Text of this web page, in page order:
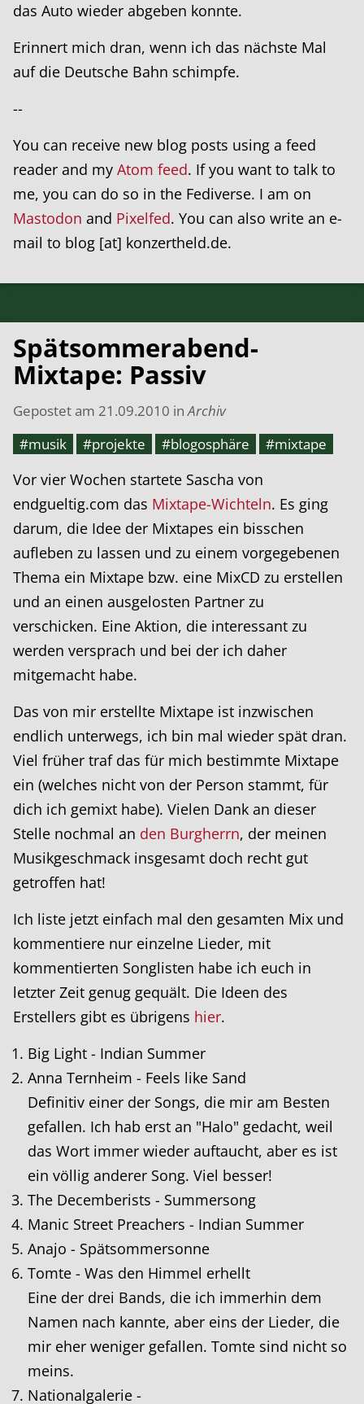
das Auto wieder abgeben konnte.
Erinnert mich dran, wenn ich das nächste Mal
auf die Deutsche Bahn schimpfe.
--
You can receive new blog posts using a feed
reader and my Atom feed. If you want to talk to
me, you can do so in the Fediverse. I am on
Mastodon and Pixelfed. You can also write an e-
mail to blog [at] konzertheld.de.
Spätsommerabend-
Mixtape: Passiv
Gepostet am 21.09.2010 inArchiv
#musik
#projekte #blogosphäre
#mixtape
Vor vier Wochen startete Sascha von
endgueltig.com das Mixtape-Wichteln. Es ging
darum, die Idee der Mixtapes ein bisschen
aufleben zu lassen und zu einem vorgegebenen
Thema ein Mixtape bzw. eine MixCD zu erstellen
und an einen ausgelosten Partner zu
verschicken. Eine Aktion, die interessant zu
werden versprach und bei der ich daher
mitgemacht habe.
Das von mir erstellte Mixtape ist inzwischen
endlich unterwegs, ich bin mal wieder spät dran.
Viel früher traf das für mich bestimmte Mixtape
ein (welches nicht von der Person stammt, für
dich ich gemixt habe). Vielen Dank an dieser
Stelle nochmal an den Burgherrn, der meinen
Musikgeschmack insgesamt doch recht gut
getroffen hat!
Ich liste jetzt einfach mal den gesamten Mix und
kommentiere nur einzelne Lieder, mit
kommentierten Songlisten habe ich euch in
letzter Zeit genug gequält. Die Ideen des
Erstellers gibt es übrigens hier.
Big Light - Indian Summer
Anna Ternheim - Feels like Sand
Definitiv einer der Songs, die mir am Besten
gefallen. Ich hab erst an "Halo" gedacht, weil
das Wort immer wieder auftaucht, aber es ist
ein völlig anderer Song. Viel besser!
The Decemberists - Summersong
Manic Street Preachers - Indian Summer
Anajo - Spätsommersonne
Tomte - Was den Himmel erhellt
Eine der drei Bands, die ich immerhin dem
Namen nach kannte, aber eins der Lieder, die
mir eher weniger gefallen. Tomte sind nicht so
meins.
Nationalgalerie -